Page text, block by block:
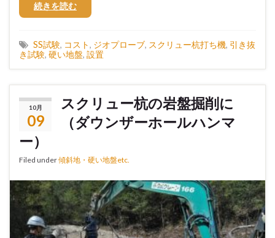
続きを読む
SS試験, コスト, ジオプローブ, スクリュー杭打ち機, 引き抜
き試験, 硬い地盤, 設置
10月
09
スクリュー杭の岩盤掘削に
（ダウンザーホールハンマ
ー）
Filed under傾斜地・硬い地盤etc.